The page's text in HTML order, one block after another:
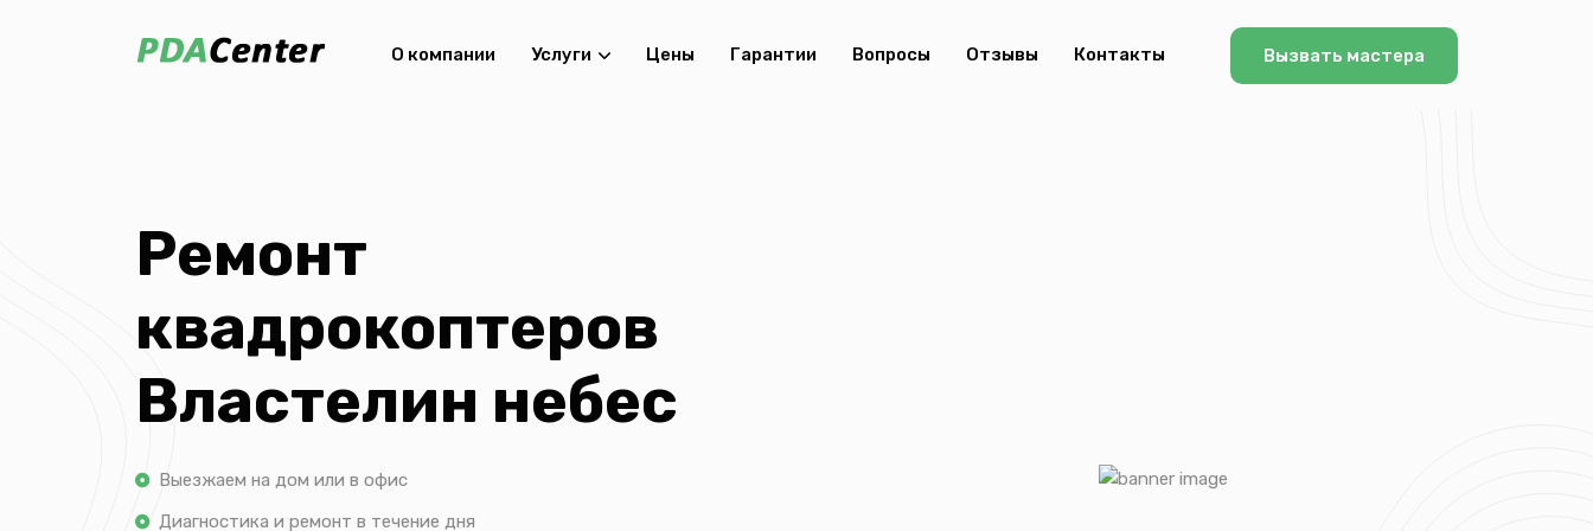
О компании Услуги Цены Гарантии Вопросы Отзывы Контакты Вызвать мастера
Ремонт
квадрокоптеров
Властелин небес
Выезжаем на дом или в офис
Диагностика и ремонт в течение дня